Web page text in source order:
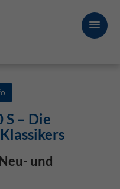
– Die
und